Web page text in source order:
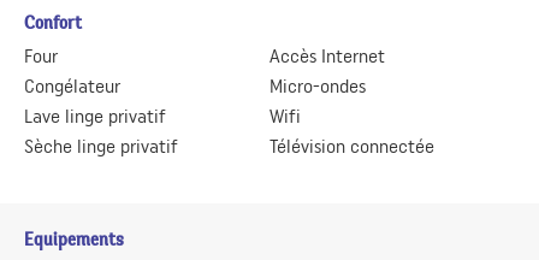
Confort
Four
Congélateur
Lave linge privatif
Sèche linge privatif
Accès Internet
Micro-ondes
Wifi
Télévision connectée
Equipements